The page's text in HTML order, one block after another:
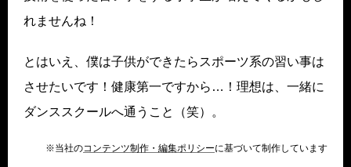
れませんね！
とはいえ、僕は子供ができたらスポーツ系の習い事は
させたいです！健康第一ですから…！理想は、一緒に
ダンススクールへ通うこと（笑）。
※当社のコンテンツ制作・編集ポリシーに基づいて制作しています